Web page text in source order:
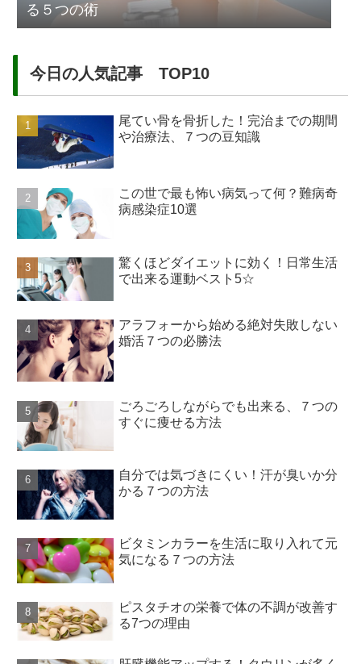
る５つの術
今日の人気記事 TOP10
尾てい骨を骨折した！完治までの期間
や治療法、７つの豆知識
この世で最も怖い病気って何？難病奇
病感染症10選
驚くほどダイエットに効く！日常生活
で出来る運動ベスト5☆
アラフォーから始める絶対失敗しない
婚活７つの必勝法
ごろごろしながらでも出来る、７つの
すぐに痩せる方法
自分では気づきにくい！汗が臭いか分
かる７つの方法
ビタミンカラーを生活に取り入れて元
気になる７つの方法
ピスタチオの栄養で体の不調が改善す
る7つの理由